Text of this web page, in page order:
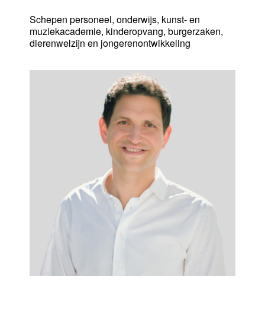
Schepen personeel, onderwijs, kunst- en
muziekacademie, kinderopvang, burgerzaken,
dierenwelzijn en jongerenontwikkeling